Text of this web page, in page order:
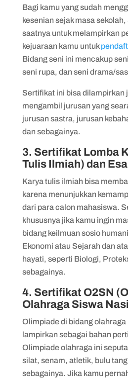
Bagi kamu yang sudah
kesenian sejak masa
saatnya untuk melampirkan
kejuaraan kamu untuk
Bidang seni ini mencakup
seni rupa, dan seni drama/
Sertifikat ini bisa dilampirkan
mengambil jurusan yang
jurusan sastra, jurusan
dan sebagainya.
3. Sertifikat Lomba
Tulis Ilmiah) dan
Karya tulis ilmiah bisa
karena menunjukkan
dari para calon mahasiswa.
khususnya jika kamu ingin
bidang keilmuan sosio
Ekonomi atau Sejarah dan
hayati, seperti Biologi,
sebagainya.
4. Sertifikat O2SN
Olahraga Siswa
Olimpiade di bidang olahraga
lampirkan sebagai bahan
Olimpiade olahraga ini
silat, senam, atletik, bulu
sebagainya. Jika kamu